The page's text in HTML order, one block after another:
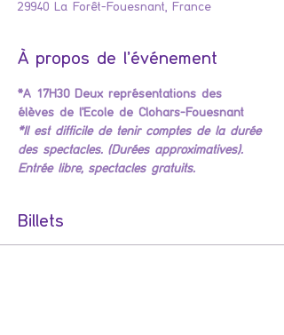
29940 La Forêt-Fouesnant, France
À propos de l'événement
*A 17H30 Deux représentations des
élèves de l'Ecole de Clohars-Fouesnant
*Il est difficile de tenir comptes de la durée
des spectacles. (Durées approximatives).
Entrée libre, spectacles gratuits.
Billets